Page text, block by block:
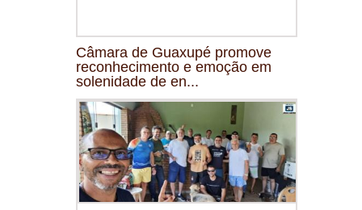
Câmara de Guaxupé promove
reconhecimento e emoção em
solenidade de en...